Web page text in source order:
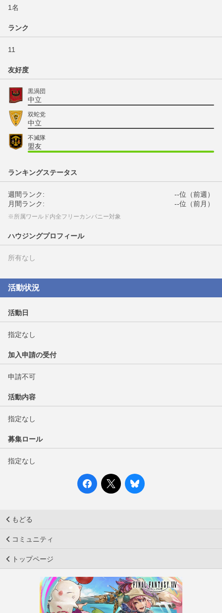
1名
ランク
11
友好度
黒渦団
中立
双蛇党
中立
不滅隊
盟友
ランキングステータス
週間ランク:
--位（前週）
月間ランク:
--位（前月）
※所属ワールド内全フリーカンパニー対象
ハウジングプロフィール
所有なし
活動状況
活動日
指定なし
加入申請の受付
申請不可
活動内容
指定なし
募集ロール
指定なし
もどる
コミュニティ
トップページ